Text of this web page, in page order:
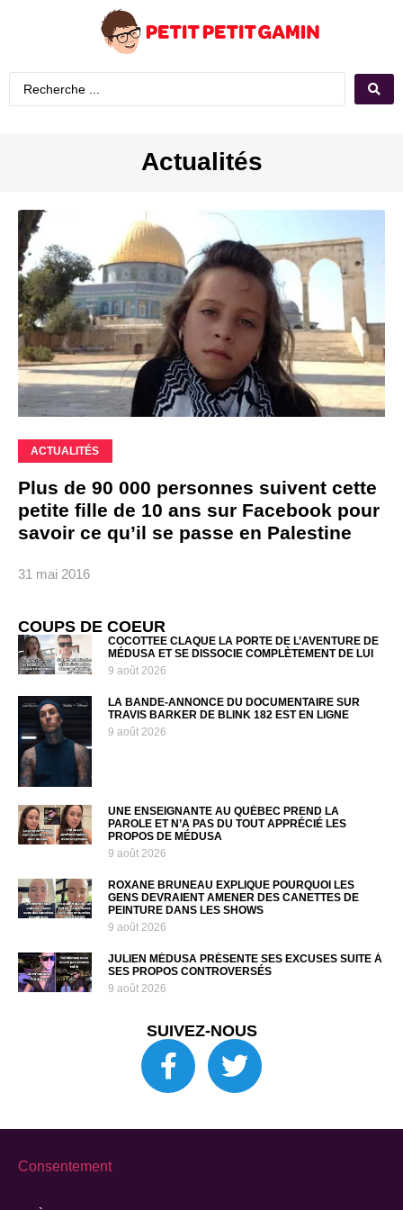
Actualités
ACTUALITÉS
Plus de 90 000 personnes suivent cette
petite fille de 10 ans sur Facebook pour
savoir ce qu’il se passe en Palestine
31 mai 2016
COUPS DE COEUR
COCOTTEE CLAQUE LA PORTE DE L’AVENTURE DE
MÉDUSA ET SE DISSOCIE COMPLÈTEMENT DE LUI
9 août 2026
LA BANDE-ANNONCE DU DOCUMENTAIRE SUR
TRAVIS BARKER DE BLINK 182 EST EN LIGNE
9 août 2026
UNE ENSEIGNANTE AU QUÉBEC PREND LA
PAROLE ET N’A PAS DU TOUT APPRÉCIÉ LES
PROPOS DE MÉDUSA
9 août 2026
ROXANE BRUNEAU EXPLIQUE POURQUOI LES
GENS DEVRAIENT AMENER DES CANETTES DE
PEINTURE DANS LES SHOWS
9 août 2026
JULIEN MÉDUSA PRÉSENTE SES EXCUSES SUITE À
SES PROPOS CONTROVERSÉS
9 août 2026
SUIVEZ-NOUS
Consentement